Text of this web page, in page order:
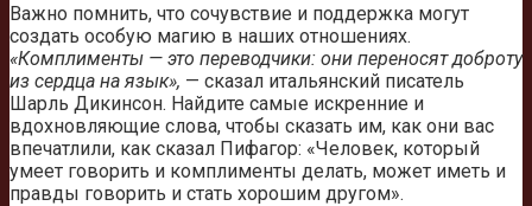
Важно помнить, что сочувствие и поддержка могут
создать особую магию в наших отношениях.
«Комплименты — это переводчики: они переносят доброту
из сердца на язык», — сказал итальянский писатель
Шарль Дикинсон. Найдите самые искренние и
вдохновляющие слова, чтобы сказать им, как они вас
впечатлили, как сказал Пифагор: «Человек, который
умеет говорить и комплименты делать, может иметь и
правды говорить и стать хорошим другом».